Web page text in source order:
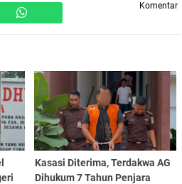
Komentar
Kasasi Diterima, Terdakwa AG
Dihukum 7 Tahun Penjara